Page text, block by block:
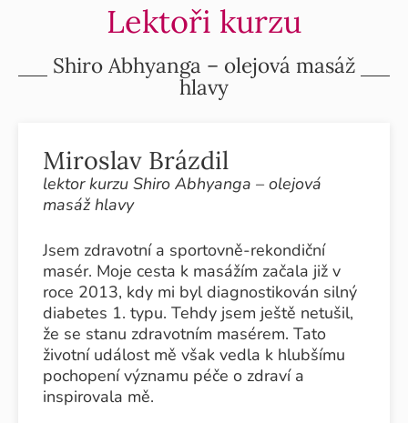
Lektoři kurzu
Shiro Abhyanga – olejová masáž
hlavy
Miroslav Brázdil
lektor kurzu Shiro Abhyanga – olejová
masáž hlavy
Jsem zdravotní a sportovně-rekondiční
masér. Moje cesta k masážím začala již v
roce 2013, kdy mi byl diagnostikován silný
diabetes 1. typu. Tehdy jsem ještě netušil,
že se stanu zdravotním masérem. Tato
životní událost mě však vedla k hlubšímu
pochopení významu péče o zdraví a
inspirovala mě.